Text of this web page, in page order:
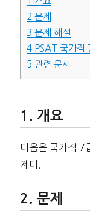
2 문제
3 문제 해설
4PSAT 국가직
5 관련 문서
개요
다음은 국가직 7
제다.
문제